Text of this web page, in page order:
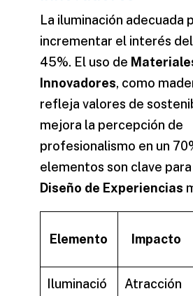
La iluminación adecuada
incrementar el interés
45%. El uso de
Innovadores, como
refleja valores de
mejora la percepción de
profesionalismo en un
elementos son clave
Diseño de Experiencias
Elemento Impacto
Iluminació
Atracción